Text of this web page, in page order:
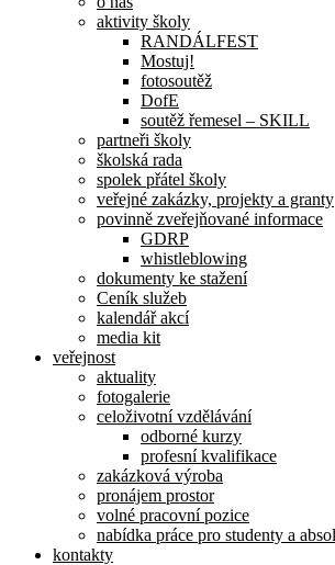
aktivity školy
RANDÁLFEST
Mostuj!
fotosoutěž
DofE
soutěž řemesel – SKILL
partneři školy
školská rada
spolek přátel školy
veřejné zakázky, projekty a granty
povinně zveřejňované informace
GDRP
whistleblowing
dokumenty ke stažení
Ceník služeb
kalendář akcí
media kit
veřejnost
aktuality
fotogalerie
celoživotní vzdělávání
odborné kurzy
profesní kvalifikace
zakázková výroba
pronájem prostor
volné pracovní pozice
nabídka práce pro studenty a
kontakty